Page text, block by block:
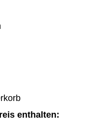
enthalten: